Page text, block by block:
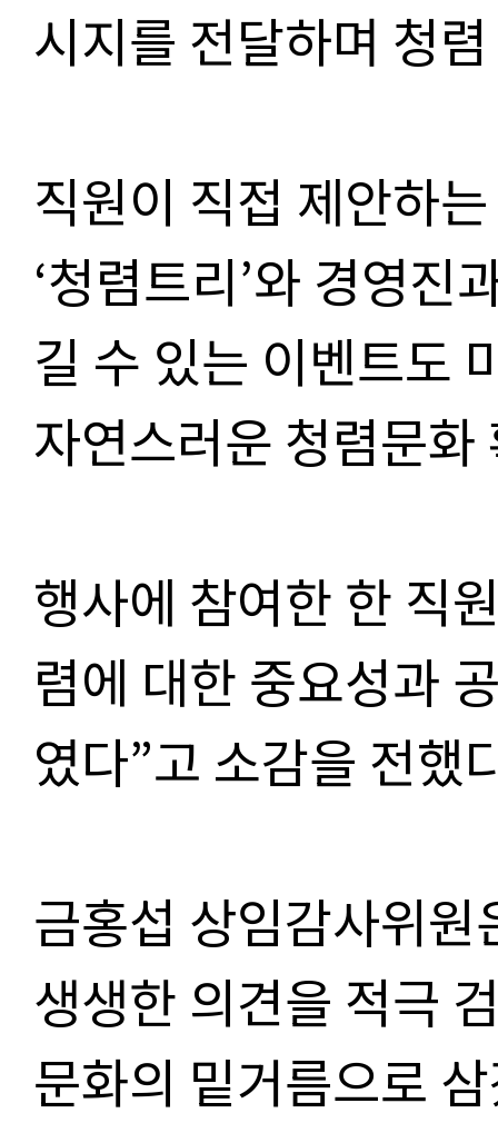
시지를 전달하며 청
직원이 직접 제안하
‘청렴트리’와 경영진
길 수 있는 이벤트도
자연스러운 청렴문
행사에 참여한 한 직
렴에 대한 중요성과
였다”고 소감을 전했
금홍섭 상임감사위
생생한 의견을 적극
문화의 밑거름으로